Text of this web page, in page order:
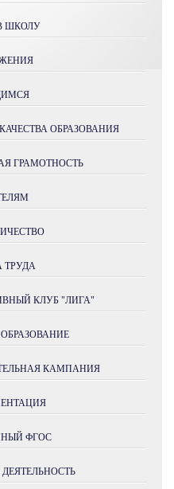
ШКОЛУ
ОБРАЗОВАНИЯ
ГРАМОТНОСТЬ
ТРУДА
КЛУБ "ЛИГА"
КАМПАНИЯ
ФГОС